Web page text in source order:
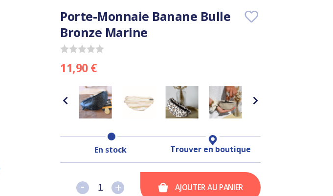
Porte-Monnaie Banane Bulle
Bronze Marine
11,90 €
En stock Trouver en boutique
+
- +
- AJOUTER AU PANIER